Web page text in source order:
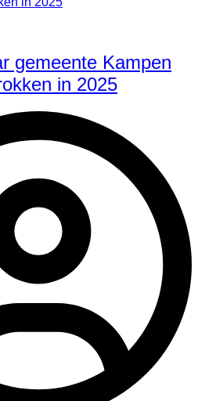
gemeente Kampen
in 2025